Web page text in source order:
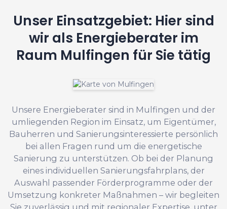
Unser Einsatzgebiet: Hier sind
wir als Energieberater im
Raum Mulfingen für Sie tätig
Unsere Energieberater sind in Mulfingen und der
umliegenden Region im Einsatz, um Eigentümer,
Bauherren und Sanierungsinteressierte persönlich
bei allen Fragen rund um die energetische
Sanierung zu unterstützen. Ob bei der Planung
eines individuellen Sanierungsfahrplans, der
Auswahl passender Förderprogramme oder der
Umsetzung konkreter Maßnahmen – wir begleiten
Sie zuverlässig und mit regionaler Expertise, unter